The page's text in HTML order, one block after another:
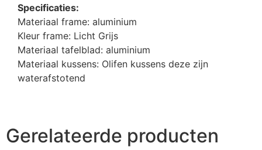
Specificaties:
Materiaal frame: aluminium
Kleur frame: Licht Grijs
Materiaal tafelblad: aluminium
Materiaal kussens: Olifen kussens deze zijn
waterafstotend
Gerelateerde producten